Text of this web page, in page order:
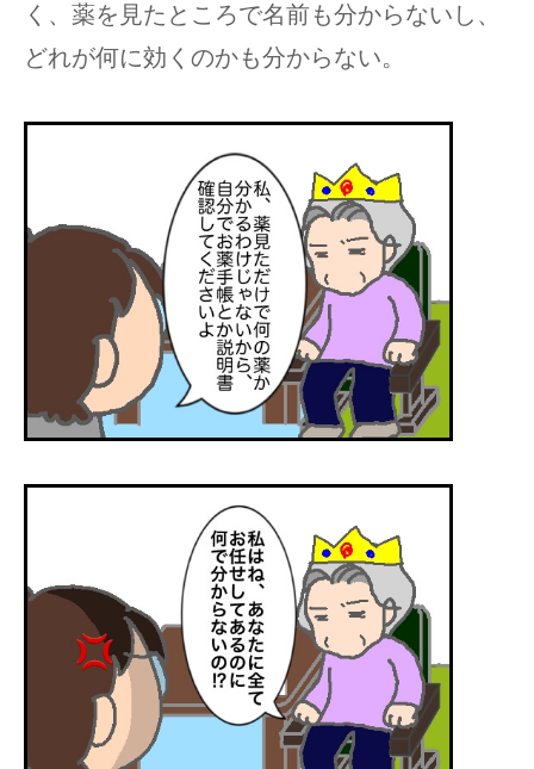
く、薬を見たところで名前も分からないし、
どれが何に効くのかも分からない。